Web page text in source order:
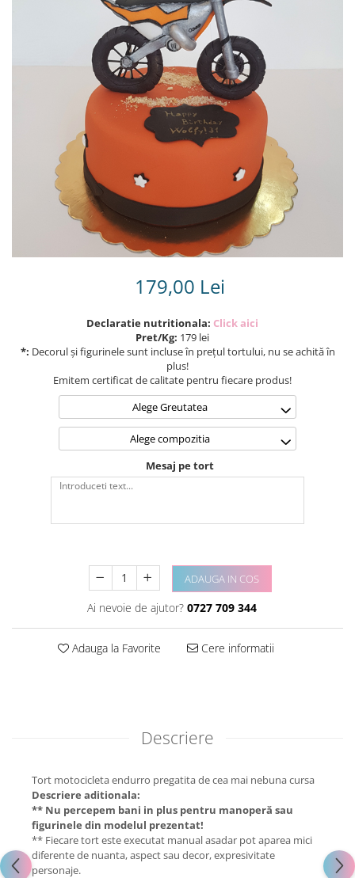
Torturi in frosting- crema pentru
Tortulețe 1.7 kg - 2 kg
179,00 Lei
Declaratie nutritionala: Click aici
Pret/Kg: 179 lei
*: Decorul și figurinele sunt incluse în prețul tortului, nu se achită în
plus!
Emitem certificat de calitate pentru fiecare produs!
Alege Greutatea
Alege compozitia
Mesaj pe tort
ADAUGA IN COS
Ai nevoie de ajutor? 0727 709 344
Adauga la Favorite Cere informatii
Descriere
Tort motocicleta endurro pregatita de cea mai nebuna cursa
Descriere aditionala:
** Nu percepem bani in plus pentru manoperă sau
figurinele din modelul prezentat!
** Fiecare tort este executat manual asadar pot aparea mici
diferente de nuanta, aspect sau decor, expresivitate
personaje.